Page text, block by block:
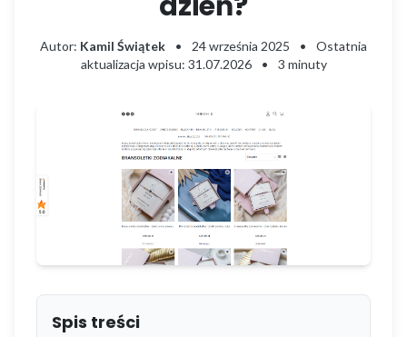
Autor: Kamil Świątek • 24 września 2025 •
Ostatnia
aktualizacja wpisu: 31.07.2026
• 3 minuty
Spis treści